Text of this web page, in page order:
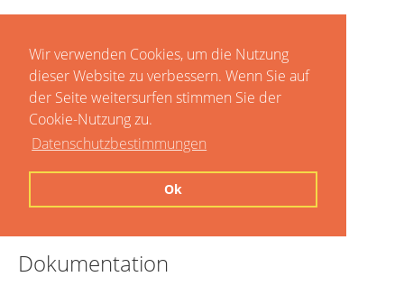
Wir verwenden Cookies, um die Nutzung
dieser Website zu verbessern. Wenn Sie auf
der Seite weitersurfen stimmen Sie der
Cookie-Nutzung zu.
Datenschutzbestimmungen
Ok
Dokumentation